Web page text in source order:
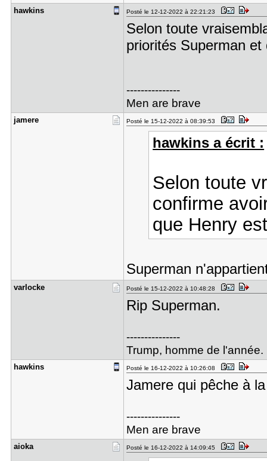
hawkins Posté le 12-12-2022 à 22:21:23
Selon toute
priorités Superman
---------------
Men are brave
jamere Posté le 15-12-2022 à 08:39:53
hawkins a écrit :
Selon toute
confirme
que Henry
Superman
varlocke Posté le 15-12-2022 à 10:48:28
Rip Superman.
---------------
Trump, homme de l'année.
hawkins Posté le 16-12-2022 à 10:26:08
Jamere qui pêche à
---------------
Men are brave
aioka Posté le 16-12-2022 à 14:09:45